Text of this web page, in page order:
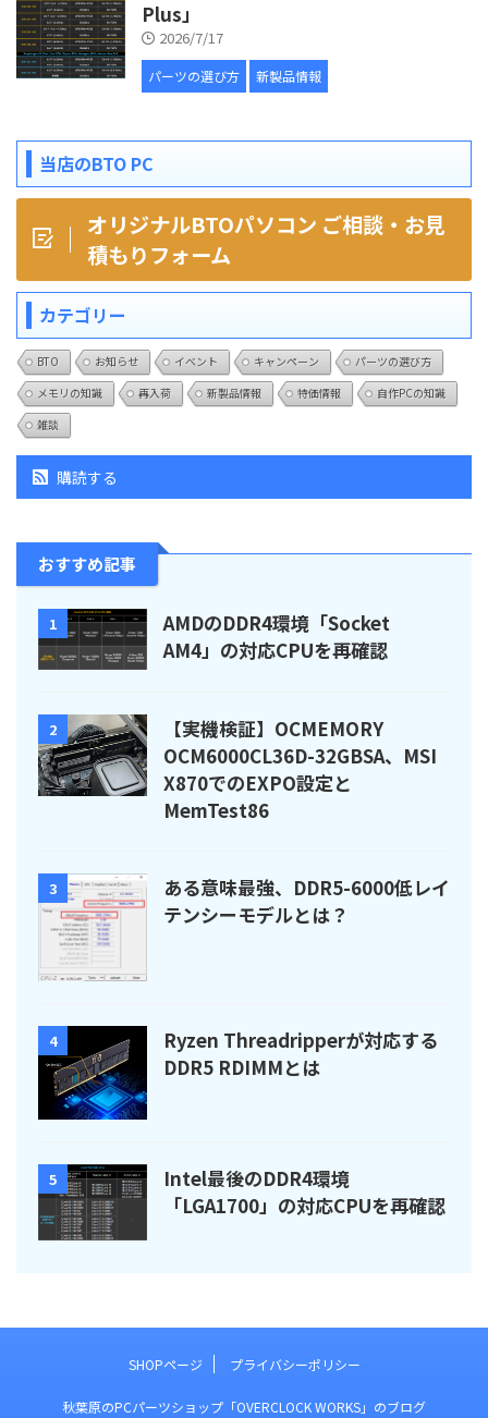
Plus」
2026/7/17
パーツの選び方 新製品情報
当店のBTO PC
オリジナルBTOパソコン ご相談・お見
積もりフォーム
カテゴリー
BTO お知らせ イベント キャンペーン
パーツの選び方
メモリの知識
再入荷 新製品情報 特価情報
自作PCの知識
雑談
購読する
おすすめ記事
1
AMDのDDR4環境「Socket
AM4」の対応CPUを再確認
2
【実機検証】OCMEMORY
OCM6000CL36D-32GBSA、MSI
X870でのEXPO設定と
MemTest86
3
ある意味最強、DDR5-6000低レイ
テンシーモデルとは？
4
Ryzen Threadripperが対応する
DDR5 RDIMMとは
5
Intel最後のDDR4環境
「LGA1700」の対応CPUを再確認
SHOPページ プライバシーポリシー
秋葉原のPCパーツショップ「OVERCLOCK WORKS」のブログ